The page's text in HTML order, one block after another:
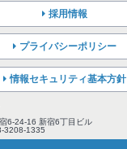
採用情報
プライバシーポリシー
情報セキュリティ基本方針
6-24-16 新宿6丁目ビル
3208-1335